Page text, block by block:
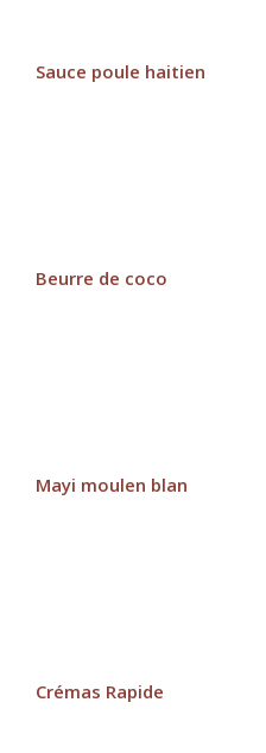
Sauce poule haitien
Beurre de coco
Mayi moulen blan
Crémas Rapide